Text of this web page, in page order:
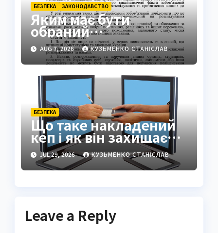
БЕЗПЕКА ЗАКОНОДАВСТВО
Яким має бути
обраний
поліцейський захід:
ключові вимоги
закону
AUG 7, 2026 КУЗЬМЕНКО СТАНІСЛАВ
БЕЗПЕКА
Що таке накладений
кеп і як він захищає
ваші документи
JUL 29, 2026 КУЗЬМЕНКО СТАНІСЛАВ
Leave a Reply